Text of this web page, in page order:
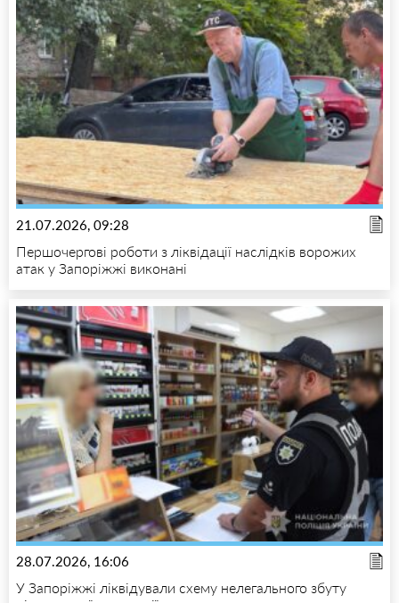
21.07.2026, 09:28
Першочергові роботи з ліквідації наслідків ворожих
атак у Запоріжжі виконані
28.07.2026, 16:06
У Запоріжжі ліквідували схему нелегального збуту